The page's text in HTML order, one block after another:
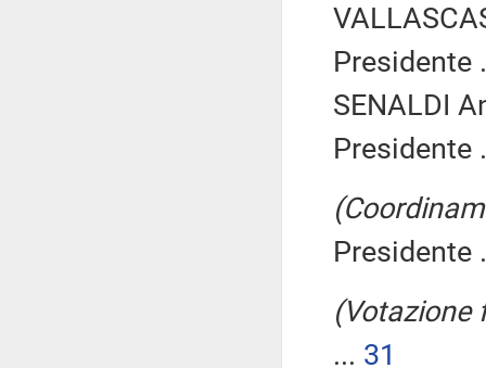
Presidente
SENALDI
Presidente
Presidente
(Votazione
... 31